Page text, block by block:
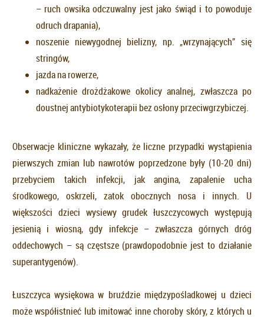
– ruch owsika odczuwalny jest jako świąd i to powoduje
odruch drapania),
noszenie niewygodnej bielizny, np. „wrzynających” się
stringów,
jazda na rowerze,
nadkażenie drożdżakowe okolicy analnej, zwłaszcza po
doustnej antybiotykoterapii bez osłony przeciwgrzybiczej.
Obserwacje kliniczne wykazały, że liczne przypadki wystąpienia
pierwszych zmian lub nawrotów poprzedzone były (10-20 dni)
przebyciem takich infekcji, jak angina, zapalenie ucha
środkowego, oskrzeli, zatok obocznych nosa i innych. U
większości dzieci wysiewy grudek łuszczycowych występują
jesienią i wiosną, gdy infekcje – zwłaszcza górnych dróg
oddechowych – są częstsze (prawdopodobnie jest to działanie
superantygenów).
Łuszczyca wysiękowa w bruździe międzypośladkowej u dzieci
może współistnieć lub imitować inne choroby skóry, z których u